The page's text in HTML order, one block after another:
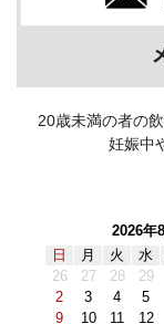
20歳未満の者の
妊娠中
2026年
日
月 火 水
26
27 28 29
2
3 4 5
9
10 11 12